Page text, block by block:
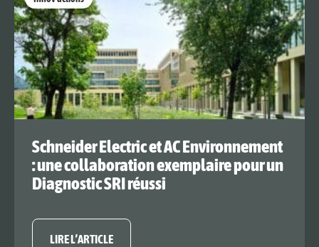
Schneider Electric et AC Environnement
: une collaboration exemplaire pour un
Diagnostic SRI réussi
LIRE L’ARTICLE